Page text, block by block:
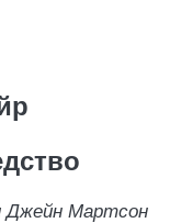
Джейн Мартсон